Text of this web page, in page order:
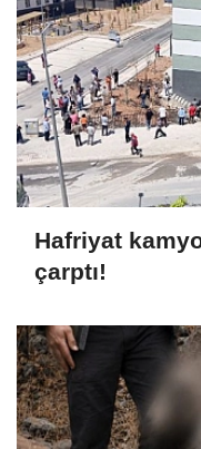
Hafriyat
çarptı!